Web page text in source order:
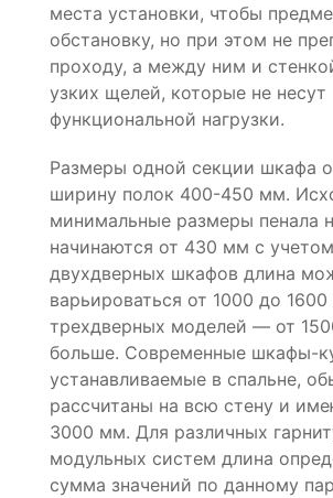
места установки, чтобы
обстановку, но при этом не
проходу, а между ним и
узких щелей, которые не несут
функциональной нагрузки.
Размеры одной секции шкафа
ширину полок 400-450 мм.
минимальные размеры пенала
начинаются от 430 мм с
двухдверных шкафов длина
варьироваться от 1000 до
трехдверных моделей — от
больше. Современные шкафы-
устанавливаемые в спальне,
рассчитаны на всю стену и
3000 мм. Для различных
модульных систем длина
сумма значений по данному